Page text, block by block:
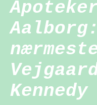
Kennedy